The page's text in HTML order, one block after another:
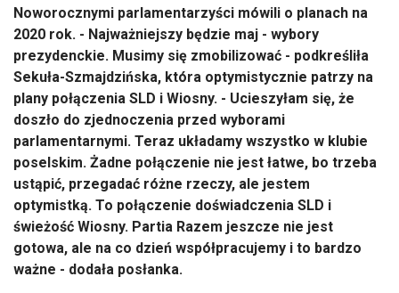
Noworocznymi parlamentarzyści mówili o planach na
2020 rok. - Najważniejszy będzie maj - wybory
prezydenckie. Musimy się zmobilizować - podkreśliła
Sekuła-Szmajdzińska, która optymistycznie patrzy na
plany połączenia SLD i Wiosny. - Ucieszyłam się, że
doszło do zjednoczenia przed wyborami
parlamentarnymi. Teraz układamy wszystko w klubie
poselskim. Żadne połączenie nie jest łatwe, bo trzeba
ustąpić, przegadać różne rzeczy, ale jestem
optymistką. To połączenie doświadczenia SLD i
świeżość Wiosny. Partia Razem jeszcze nie jest
gotowa, ale na co dzień współpracujemy i to bardzo
ważne - dodała posłanka.